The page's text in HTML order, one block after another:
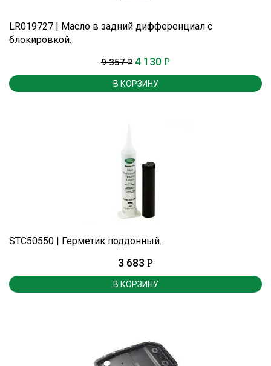
LR019727 | Масло в задний дифференциал с
блокировкой.
9 357Р 4 130 Р
В КОРЗИНУ
STC50550 | Герметик поддонный.
3 683 Р
В КОРЗИНУ